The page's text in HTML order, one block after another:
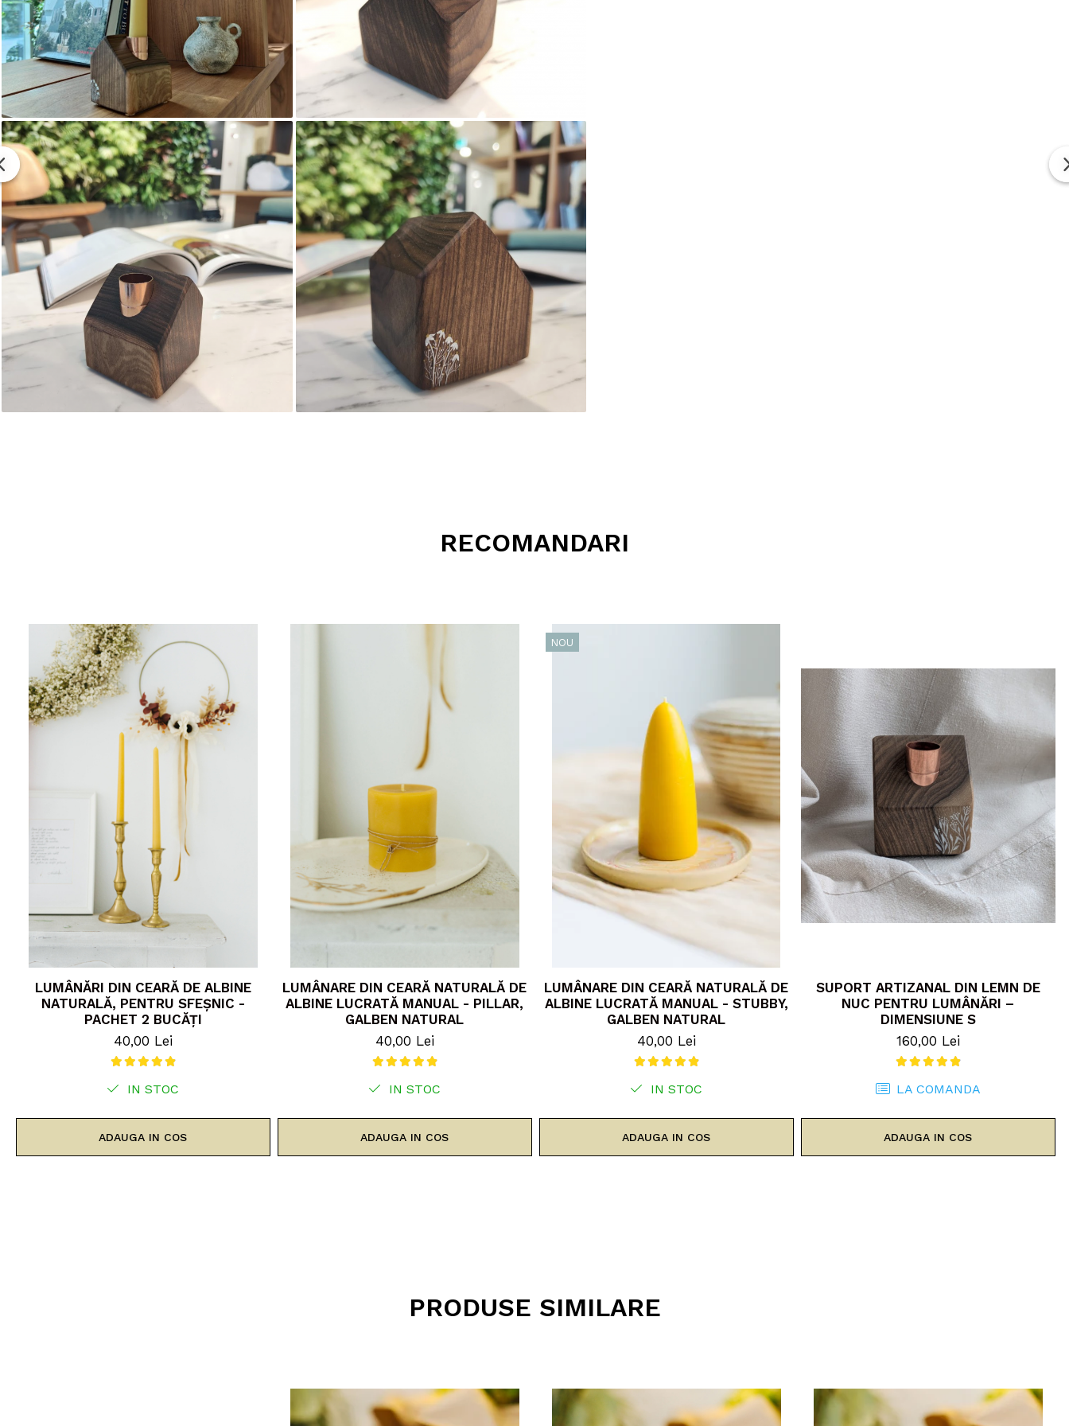
RECOMANDARI
LUMÂNĂRI DIN CEARĂ DE ALBINE
NATURALĂ, PENTRU SFEȘNIC -
PACHET 2 BUCĂȚI
40,00 Lei
IN STOC
ADAUGA IN COS
LUMÂNARE DIN CEARĂ NATURALĂ DE
ALBINE LUCRATĂ MANUAL - PILLAR,
GALBEN NATURAL
40,00 Lei
IN STOC
ADAUGA IN COS
NOU
LUMÂNARE DIN CEARĂ NATURALĂ DE
ALBINE LUCRATĂ MANUAL - STUBBY,
GALBEN NATURAL
40,00 Lei
IN STOC
ADAUGA IN COS
SUPORT ARTIZANAL DIN LEMN DE
NUC PENTRU LUMÂNĂRI –
DIMENSIUNE S
160,00 Lei
LA COMANDA
ADAUGA IN COS
PRODUSE SIMILARE